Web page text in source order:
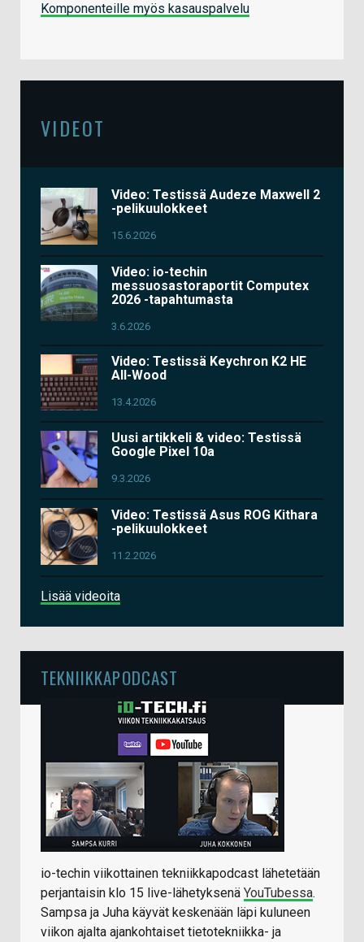
Komponenteille myös kasauspalvelu
VIDEOT
Video: Testissä Audeze Maxwell 2
-pelikuulokkeet
15.6.2026
Video: io-techin
messuosastoraportit Computex
2026 -tapahtumasta
3.6.2026
Video: Testissä Keychron K2 HE
All-Wood
13.4.2026
Uusi artikkeli & video: Testissä
Google Pixel 10a
9.3.2026
Video: Testissä Asus ROG Kithara
-pelikuulokkeet
11.2.2026
Lisää videoita
TEKNIIKKAPODCAST
io-techin viikottainen tekniikkapodcast lähetetään
perjantaisin klo 15 live-lähetyksenä YouTubessa.
Sampsa ja Juha käyvät keskenään läpi kuluneen
viikon ajalta ajankohtaiset tietotekniikka- ja